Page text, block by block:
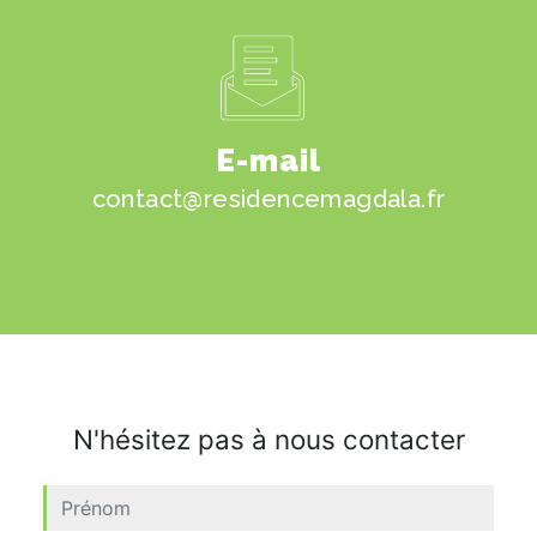
E-mail
contact@residencemagdala.fr
N'hésitez pas à nous contacter